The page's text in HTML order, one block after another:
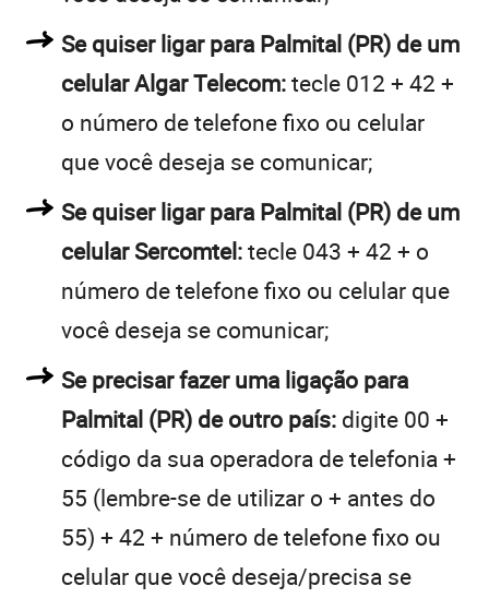
Se quiser ligar para Palmital (PR) de um
celular Algar Telecom:tecle 012 + 42 +
o número de telefone fixo ou celular
que você deseja se comunicar;
Se quiser ligar para Palmital (PR) de um
celular Sercomtel:tecle 043 + 42 + o
número de telefone fixo ou celular que
você deseja se comunicar;
Se precisar fazer uma ligação para
Palmital (PR) de outro país: digite 00 +
código da sua operadora de telefonia +
55 (lembre-se de utilizar o + antes do
55) + 42 + número de telefone fixo ou
celular que você deseja/precisa se